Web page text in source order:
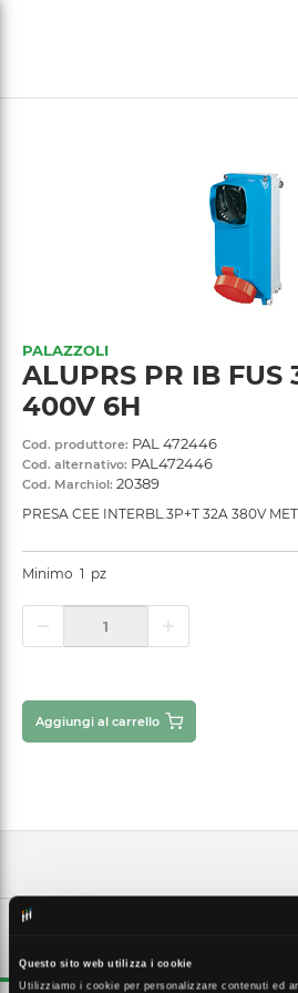
Questo sito web utilizza i cookie
Utilizziamo i cookie per personalizzare contenuti ed
PALAZZOLI
ALUPRS PR IB FUS
400V 6H
Cod. produttore: PAL 472446
Cod. alternativo: PAL472446
Cod. Marchiol: 20389
PRESA CEE INTERBL.3P+T 32A 380V
Minimo 1 pz
Aggiungi al carrello